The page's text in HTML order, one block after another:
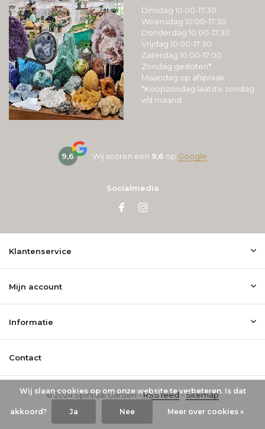
Dinsdag 10:00-17:30
Woensdag 10:00-17:30
Donderdag 10:00-17:30
Vrijdag 10:00-17:30
Zaterdag 10:00-17:00
Zondag gesloten*
Maandag op afspraak
*Koopzondag laatste zondag
v/d maand
9,6 Wij scoren een 9,6 op Google
Socialmedia
Klantenservice
Mijn account
Informatie
Contact
© 2024 Spiritual Garden -RSS feed-Sitemap
Wij slaan cookies op om onze website te verbeteren. Is dat
akkoord? Ja Nee Meer over cookies »